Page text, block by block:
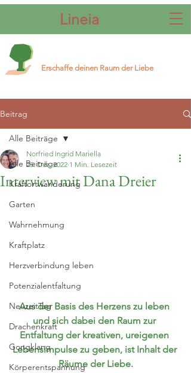
Erschaffe deinen Raum der Liebe
Lineia
Beitrag
Alle Beiträge
Kraftortwanderung
Garten
Wahrnehmung
Kraftplatz
Herzverbindung leben
Potenzialentfaltung
NeuzeitTag
Drachenkraft
Gongklang
Körperentspannung
Alle Beiträge
Interview mit Dana Dreier
Norfried Ingrid Mariella
25. Dez. 2022 1 Min. Lesezeit
Aus der Basis des Herzens zu leben
und sich dabei den Raum zur
Entfaltung der kreativen, ureigenen
Lebensimpulse zu geben, ist Inhalt der
Räume der Liebe.